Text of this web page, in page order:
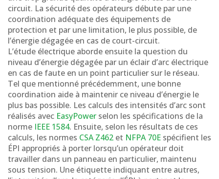
circuit. La sécurité des opérateurs débute par une
coordination adéquate des équipements de
protection et par une limitation, le plus possible, de
l’énergie dégagée en cas de court-circuit.
L’étude électrique aborde ensuite la question du
niveau d’énergie dégagée par un éclair d’arc électrique
en cas de faute en un point particulier sur le réseau.
Tel que mentionné précédemment, une bonne
coordination aide à maintenir ce niveau d’énergie le
plus bas possible. Les calculs des intensités d’arc sont
réalisés avec EasyPower selon les spécifications de la
norme IEEE 1584. Ensuite, selon les résultats de ces
calculs, les normes CSA Z462 et NFPA 70E spécifient les
ÉPI appropriés à porter lorsqu’un opérateur doit
travailler dans un panneau en particulier, maintenu
sous tension. Une étiquette indiquant entre autres,